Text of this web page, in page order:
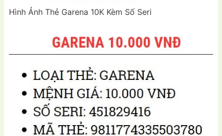
Hình Ảnh Thẻ Garena 10K Kèm Số Seri